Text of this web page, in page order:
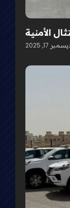
الأمنية
17, 2025